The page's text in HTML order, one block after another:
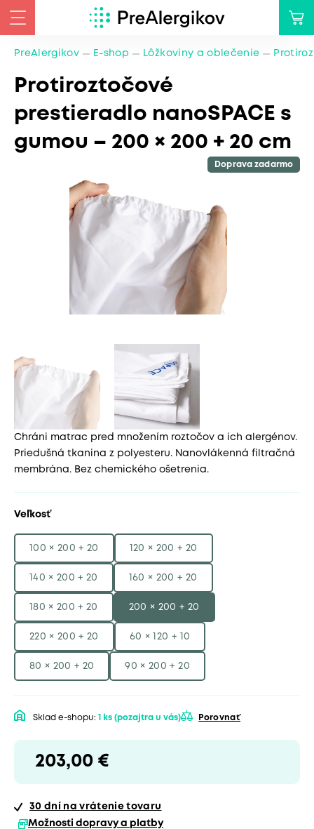
PreAlergikov E-shop Lôžkoviny a oblečenie
Protiroztočové
prestieradlo nanoSPACE s
gumou – 200 × 200 + 20 cm
Doprava zadarmo
Chráni matrac pred množením roztočov a ich alergénov.
Priedušná tkanina z polyesteru. Nanovlákenná filtračná
membrána. Bez chemického ošetrenia.
Veľkosť
100 × 200 + 20 120 × 200 + 20
140 × 200 + 20 160 × 200 + 20
180 × 200 + 20 200 × 200 + 20
220 × 200 + 20 60 × 120 + 10
80 × 200 + 20 90 × 200 + 20
Sklad e-shopu: 1 ks (pozajtra u vás) Porovnať
203,00 €
30 dní na vrátenie tovaru
Možnosti dopravy a platby